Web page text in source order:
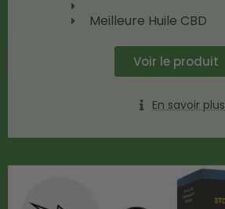
Meilleure Huile CBD
Voir le produit
En savoir plus